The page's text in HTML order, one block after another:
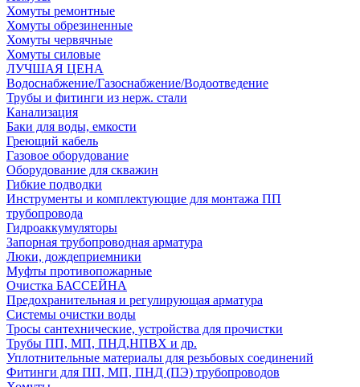
Хомуты ремонтные
Хомуты обрезиненные
Хомуты червячные
Хомуты силовые
ЛУЧШАЯ ЦЕНА
Водоснабжение/Газоснабжение/Водоотведение
Трубы и фитинги из нерж. стали
Канализация
Баки для воды, емкости
Греющий кабель
Газовое оборудование
Оборудование для скважин
Гибкие подводки
Инструменты и комплектующие для монтажа ПП
трубопровода
Гидроаккумуляторы
Запорная трубопроводная арматура
Люки, дождеприемники
Муфты противопожарные
Очистка БАССЕЙНА
Предохранительная и регулирующая арматура
Системы очистки воды
Тросы сантехнические, устройства для прочистки
Трубы ПП, МП, ПНД,НПВХ и др.
Уплотнительные материалы для резьбовых соединений
Фитинги для ПП, МП, ПНД (ПЭ) трубопроводов